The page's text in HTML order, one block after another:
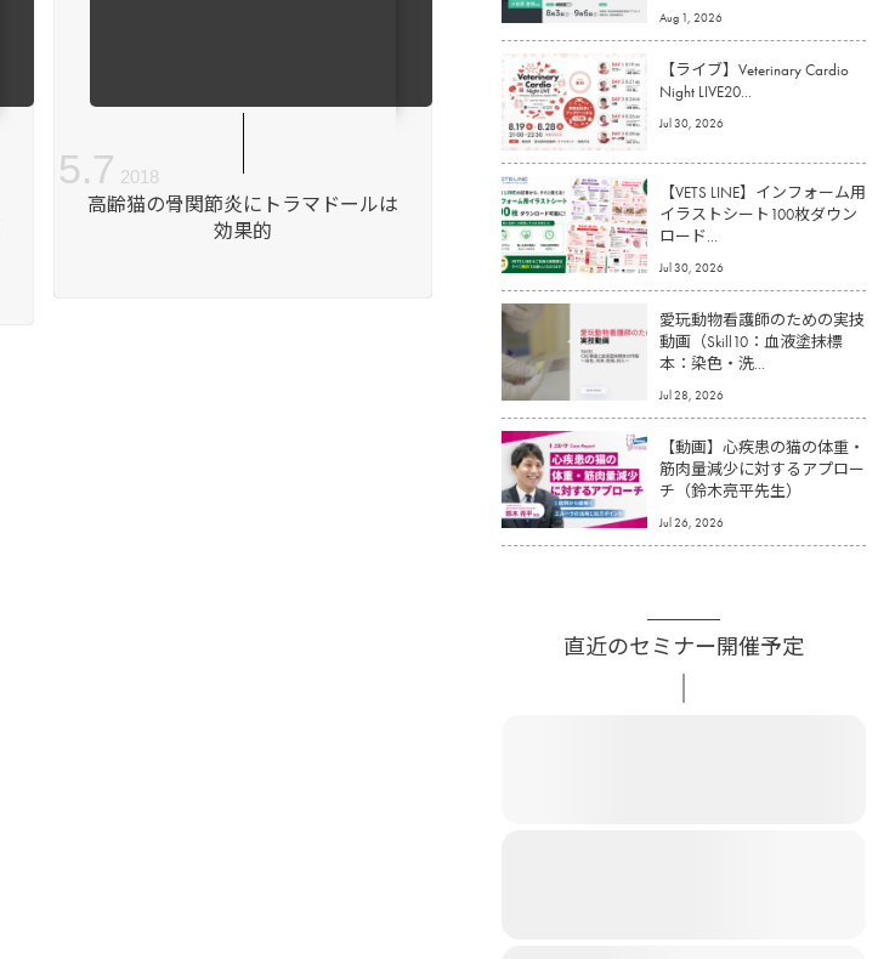
高齢猫の骨関節炎にトラマドールは
効果的
5.7 2018
Aug 1, 2026
【ライブ】Veterinary Cardio
Night LIVE20...
Jul 30, 2026
【VETS LINE】インフォーム用
イラストシート100枚ダウン
ロード...
Jul 30, 2026
愛玩動物看護師のための実技
動画（Skill10：血液塗抹標
本：染色・洗...
Jul 28, 2026
【動画】心疾患の猫の体重・
筋肉量減少に対するアプロー
チ（鈴木亮平先生）
Jul 26, 2026
直近のセミナー開催予定